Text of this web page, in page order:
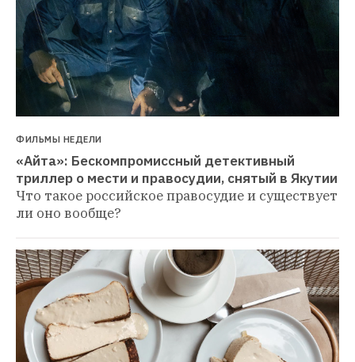
ФИЛЬМЫ НЕДЕЛИ
«Айта»: Бескомпромиссный детективный
триллер о мести и правосудии, снятый в Якутии
Что такое российское правосудие и существует
ли оно вообще?